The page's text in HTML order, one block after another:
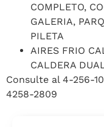
COMPLETO,
GALERIA,
PILETA
AIRES FRIO
CALDERA
Consulte al 4-256-
4258-2809